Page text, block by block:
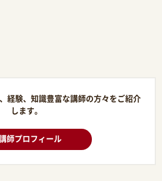
経験、知識豊富な講師の方々をご紹介
します。
師プロフィール